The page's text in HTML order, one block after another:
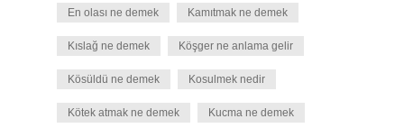
En olası ne demek Kamıtmak ne demek
Kıslağ ne demek Köşger ne anlama gelir
Kösüldü ne demek Kosulmek nedir
Kötek atmak ne demek Kucma ne demek